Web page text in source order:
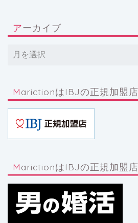
アーカイブ
MarictionはIBJの正規加盟店
MarictionはIBJの正規加盟店